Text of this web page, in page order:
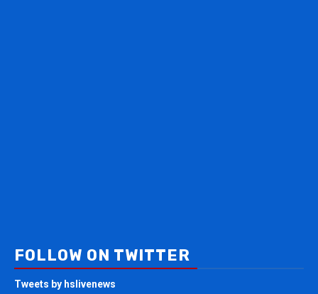
FOLLOW ON TWITTER
Tweets by hslivenews